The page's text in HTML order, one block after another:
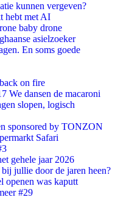
kunnen vergeven?
hebt met AI
baby drone
asielzoeker
En soms goede
on fire
We dansen de macaroni
slopen, logisch
sponsored by TONZON
Safari
gehele jaar 2026
jullie door de jaren heen?
openen was kaputt
#29